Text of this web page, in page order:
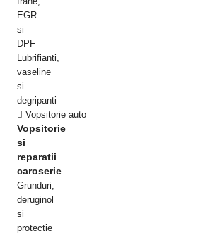
EGR
si
DPF
Lubrifianti,
vaseline
si
degripanti
Vopsitorie auto
Vopsitorie
si
reparatii
caroserie
Grunduri,
deruginol
si
protectie